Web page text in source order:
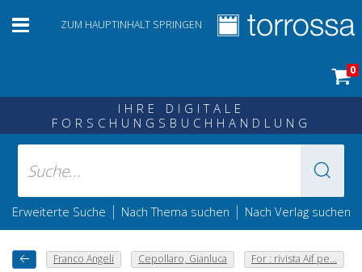
ZUM HAUPTINHALT SPRINGEN
0
IHRE DIGITALE
FORSCHUNGSBUCHHANDLUNG
Erweiterte Suche | Nach Thema suchen | Nach Verlag suchen
Franco Angeli Cepollaro, Gianluca For : rivista Aif pe...